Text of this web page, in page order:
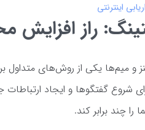
اینترنتی
راز افزایش
و میم‌ها یکی از روش‌های
شروع گفتگوها و ایجاد
چند برابر کند.